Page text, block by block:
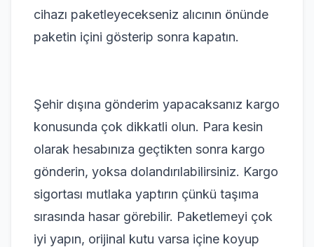
cihazı paketleyecekseniz alıcının önünde
paketin içini gösterip sonra kapatın.
Şehir dışına gönderim yapacaksanız kargo
konusunda çok dikkatli olun. Para kesin
olarak hesabınıza geçtikten sonra kargo
gönderin, yoksa dolandırılabilirsiniz. Kargo
sigortası mutlaka yaptırın çünkü taşıma
sırasında hasar görebilir. Paketlemeyi çok
iyi yapın, orijinal kutu varsa içine koyup